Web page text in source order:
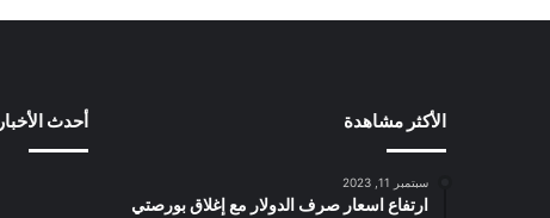
الأكثر مشاهدة
سبتمبر 11, 2023
ارتفاع اسعار صرف الدولار مع إغلاق بورصتي
أحدث الأخبار